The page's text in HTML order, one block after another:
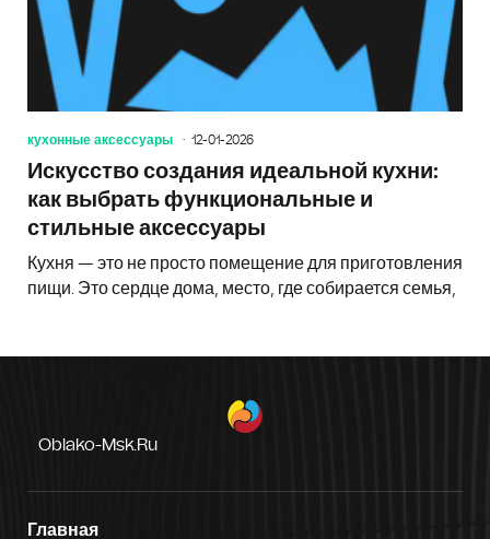
кухонные аксессуары 12-01-2026
Искусство создания идеальной кухни:
как выбрать функциональные и
стильные аксессуары
Кухня — это не просто помещение для приготовления
пищи. Это сердце дома, место, где собирается семья,
Oblako-Msk.ru
Главная